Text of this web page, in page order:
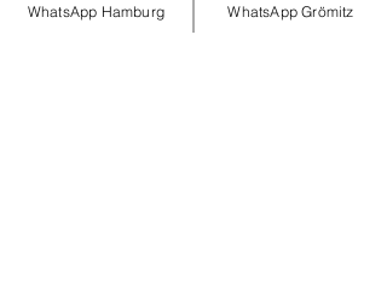
WhatsApp Hamburg WhatsApp Grömitz